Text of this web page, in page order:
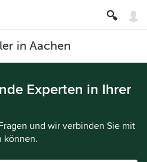
in Aachen
Experten in Ihrer
und wir verbinden Sie mit
können.